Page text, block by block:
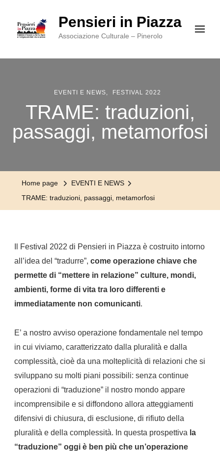
Pensieri in Piazza
Associazione Culturale – Pinerolo
EVENTI E NEWS FESTIVAL 2022
TRAME: traduzioni,
passaggi, metamorfosi
Home page
EVENTI E NEWS
TRAME: traduzioni, passaggi, metamorfosi
Il Festival 2022 di Pensieri in Piazza è costruito intorno
all’idea del “tradurre”, come operazione chiave che
permette di “mettere in relazione” culture, mondi,
ambienti, forme di vita tra loro differenti e
immediatamente non comunicanti.
E’ a nostro avviso operazione fondamentale nel tempo
in cui viviamo, caratterizzato dalla pluralità e dalla
complessità, cioè da una molteplicità di relazioni che si
sviluppano su molti piani possibili: senza continue
operazioni di “traduzione” il nostro mondo appare
incomprensibile e si diffondono allora atteggiamenti
difensivi di chiusura, di esclusione, di rifiuto della
pluralità e della complessità. In questa prospettiva la
“traduzione” oggi è ben più che un’operazione